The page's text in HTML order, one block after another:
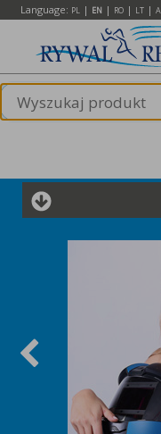
Language: PL | EN | RO | LT |